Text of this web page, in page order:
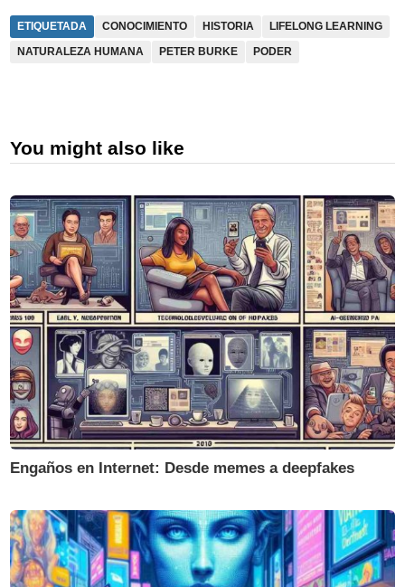
ETIQUETADA CONOCIMIENTO HISTORIA
LIFELONG LEARNING
NATURALEZA HUMANA
PETER BURKE PODER
You might also like
Engaños en Internet: Desde memes a deepfakes